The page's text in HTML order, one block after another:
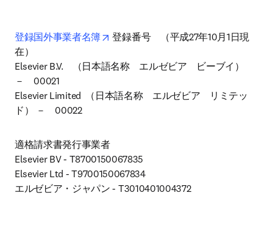
登録国外事業者名簿 opens in new tab/window
登録番号　（平成27年10月1日現
在）
Elsevier B.V.    （日本語名称　エルゼビア　ビーブイ）
－　00021
Elsevier Limited  （日本語名称　エルゼビア　リミテッ
ド） －　00022
適格請求書発行事業者
Elsevier BV - T8700150067835
Elsevier Ltd - T9700150067834
エルゼビア・ジャパン - T3010401004372